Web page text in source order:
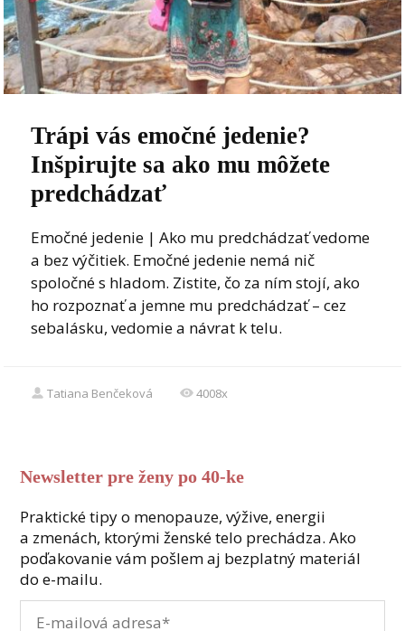
Trápi vás emočné jedenie?
Inšpirujte sa ako mu môžete
predchádzať
Emočné jedenie | Ako mu predchádzať vedome
a bez výčitiek. Emočné jedenie nemá nič
spoločné s hladom. Zistite, čo za ním stojí, ako
ho rozpoznať a jemne mu predchádzať – cez
sebalásku, vedomie a návrat k telu.
Tatiana Benčeková 4008x
Newsletter pre ženy po 40-ke
Praktické tipy o menopauze, výžive, energii
a zmenách, ktorými ženské telo prechádza. Ako
poďakovanie vám pošlem aj bezplatný materiál
do e-mailu.